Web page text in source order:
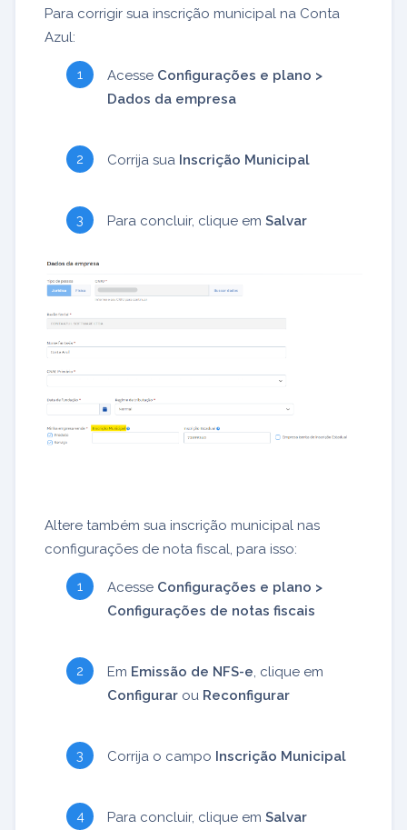
Para corrigir sua inscrição municipal na Conta
Azul:
Acesse Configurações e plano >
Dados da empresa
Corrija sua Inscrição Municipal
Para concluir, clique em Salvar
Altere também sua inscrição municipal nas
configurações de nota fiscal, para isso:
Acesse Configurações e plano >
Configurações de notas fiscais
Em Emissão de NFS-e , clique em
Configurar ou Reconfigurar
Corrija o campo Inscrição Municipal
Para concluir, clique em Salvar